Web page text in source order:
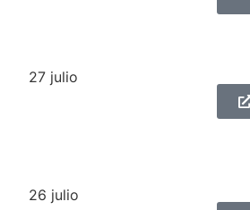
27 julio
26 julio